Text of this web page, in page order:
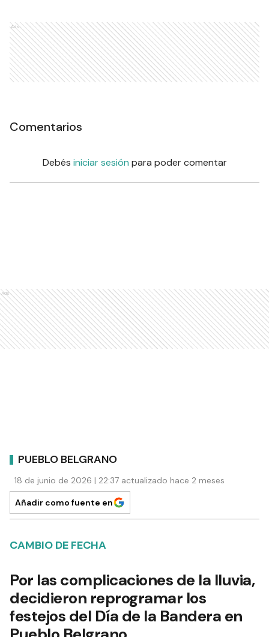
Ads
Comentarios
Debés iniciar sesión para poder comentar
Ads
PUEBLO BELGRANO
18 de junio de 2026 | 22:37 actualizado hace 2 meses
Añadir como fuente en
CAMBIO DE FECHA
Por las complicaciones de la lluvia,
decidieron reprogramar los
festejos del Día de la Bandera en